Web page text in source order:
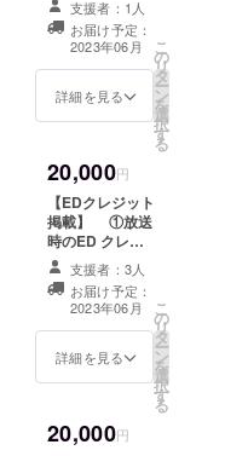
をお選びくださ
い。 サイ
ズ ：90mm
円形 提供方
法：ご指定いた
描き下ろし短編
ボイスドラマ
収録時間：
５分 提供方
法：ファイル転
送サービスにて
お届けします。
④Vtuberから
のお礼ボイス
収録時間：
１～３分 提
供方法：ファイ
にてお届けしま
す。 ※七八
分 A４サイズ
２４ページ分
提供方法：
台本（PDF）を
メールにてお届
けします。 ③
描き下ろし短編
収録時間：
５分 提供方
法：ファイル転
送サービスにて
お届けします。
④出演Vtuber
からのお礼ボイ
ス 収録時
間：１～３分
提供方法：
ファイル転送
の・柚萌・紫乃
んサイン入り
キャンバスアー
ト (F3 273*220
サイズ) 提供
方法：ファイル
ド付きアクリル
コースター（ス
ノー柄） サ
イズ ：
90mm 円形
提供方法：
ご指定いただい
たご住所に宅配
便にてお送りし
ます。 ③野水
伊織さんからの
お礼ボイス
３分 提供方
法：ファイル転
支援者：1人
お届け予定：
2023年06月
詳細を見る
こ
の
リ
タ
ー
ン
を
選
択
す
る
20,000円
【EDクレジット
掲載】 ①放送
時のED クレ
ジットにご希望
のお名前を掲載
放送期間：
5/18～6/22 1～
6話内のいずれか
1話 掲載方
※放送時のエ
に掲載、人数に
支援者：3人
お届け予定：
2023年06月
詳細を見る
こ
の
リ
タ
ー
ン
を
選
択
す
る
20,000円